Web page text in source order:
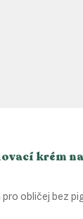
krém
obličej bez